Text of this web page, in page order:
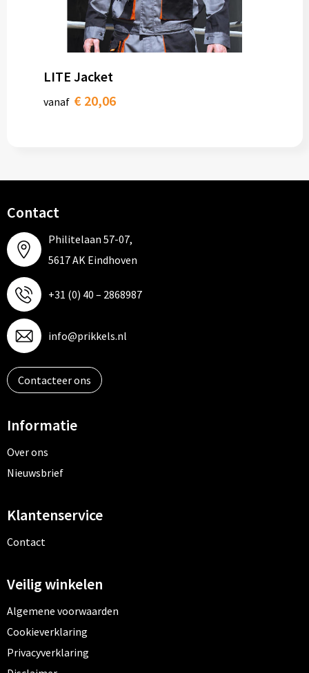
LITE Jacket
vanaf € 20,06
Contact
Philitelaan 57-07,
5617 AK Eindhoven
+31 (0) 40 – 2868987
info@prikkels.nl
Contacteer ons
Informatie
Over ons
Nieuwsbrief
Klantenservice
Contact
Veilig winkelen
Algemene voorwaarden
Cookieverklaring
Privacyverklaring